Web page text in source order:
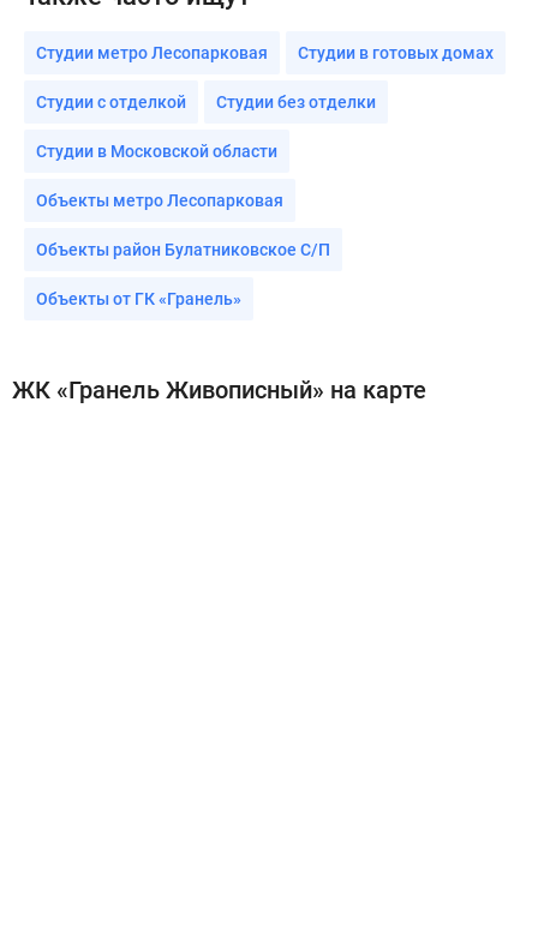
Студии метро Лесопарковая Студии в готовых домах
Студии с отделкой Студии без отделки
Студии в Московской области
Объекты метро Лесопарковая
Объекты район Булатниковское С/П
Объекты от ГК «Гранель»
ЖК «Гранель Живописный» на карте